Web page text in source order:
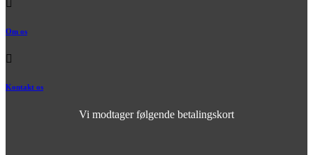
Om os
Kontakt os
Vi modtager følgende betalingskort